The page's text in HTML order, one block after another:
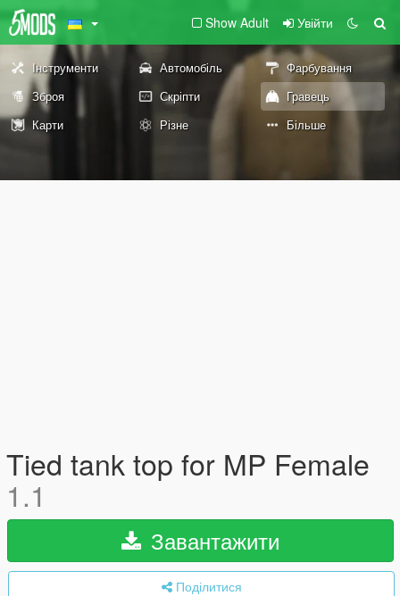
Show Adult Увійти
Інструменти Автомобіль
Фарбування
Зброя
Скріпти
Гравець
Карти
Різне Більше
Tied tank top for MP Female
1.1
Завантажити
Поділитися